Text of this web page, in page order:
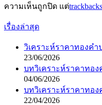
ความเห็นถูกปิด แต่
เรื่องล่าสุด
วิเคราะห์ราคาทองคำ
23/06/2026
บทวิเคราะห์ราคาทอง
04/06/2026
บทวิเคราะห์ราคาทอง
22/04/2026